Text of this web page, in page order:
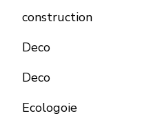
construction
Deco
Deco
Ecologoie